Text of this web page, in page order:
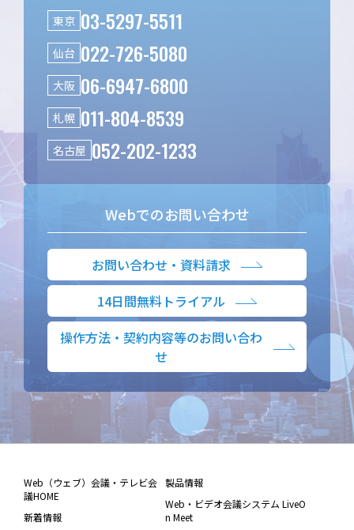
東京 03-5297-5511
仙台 022-726-5080
大阪 06-6947-6800
札幌 011-804-8539
名古屋 052-202-1233
Webでのお問い合わせ
お問い合わせ・資料請求
14日間無料トライアル
操作方法・契約内容等のお問い合わ
せ
Web（ウェブ）会議・テレビ会
議HOME
新着情報
製品情報
Web・ビデオ会議システム LiveO
n Meet